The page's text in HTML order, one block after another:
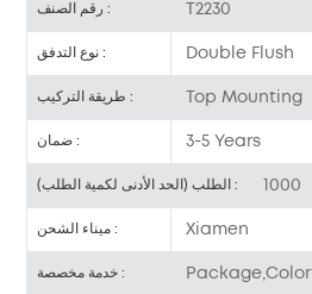
رقم الصنف : T2230
نوع التدفق : Double Flush
طريقة التركيب : Top Mounting
ضمان : 3-5 Years
الطلب (الحد الأدنى لكمية الطلب) : 1000
ميناء الشحن : Xiamen
خدمة مخصصة : Package,Color